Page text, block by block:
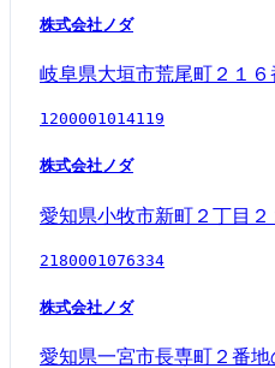
株式会社ノダ
岐阜県大垣市荒尾町２１６
1200001014119
株式会社ノダ
愛知県小牧市新町２丁目２
2180001076334
株式会社ノダ
愛知県一宮市長専町２番地